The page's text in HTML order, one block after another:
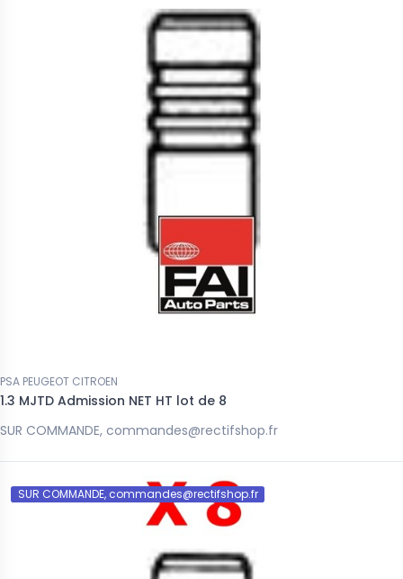
PSA PEUGEOT CITROEN
1.3 MJTD Admission NET HT lot de 8
SUR COMMANDE, commandes@rectifshop.fr
SUR COMMANDE, commandes@rectifshop.fr